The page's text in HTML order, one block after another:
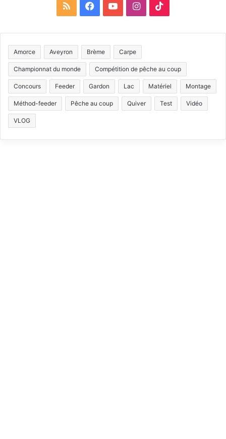
S
c
e
b
o
u
T
I
s
t
g
T
o
k
Amorce Aveyron Brème Carpe
Championnat du monde Compétition de pêche au coup
Concours Feeder Gardon Lac Matériel Montage
Méthod-feeder Pêche au coup Quiver Test Vidéo
VLOG